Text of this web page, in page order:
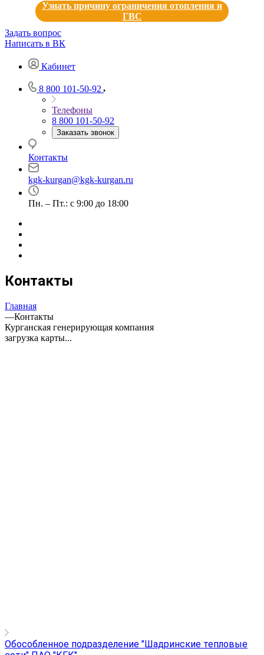
Узнать причину ограничения отопления и
ГВС
Задать вопрос
Написать в ВК
Кабинет
8 800 101-50-92
Телефоны
8 800 101-50-92
Заказать звонок
Контакты
kgk-kurgan@kgk-kurgan.ru
Пн. – Пт.: с 9:00 до 18:00
Контакты
Главная
—Контакты
Курганская генерирующая компания
загрузка карты...
Обособленное подразделение "Шадринские тепловые